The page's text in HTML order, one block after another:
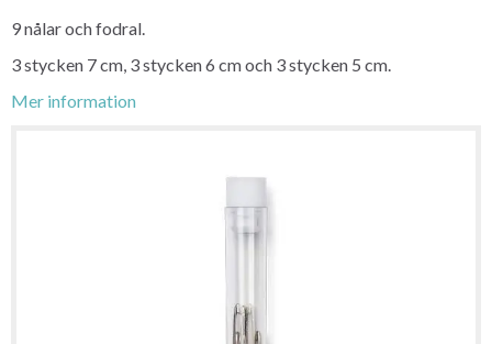
9 nålar och fodral.
3 stycken 7 cm, 3 stycken 6 cm och 3 stycken 5 cm.
Mer information